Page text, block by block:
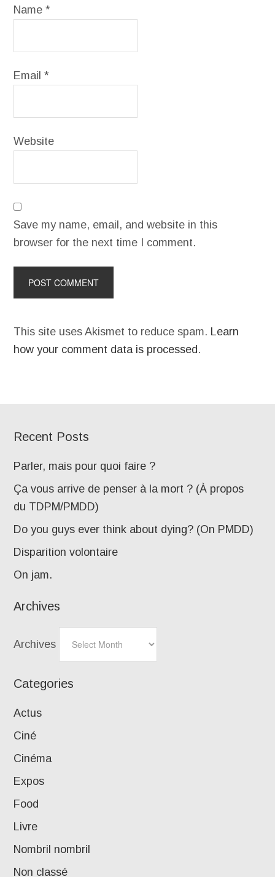
Name*
Email*
Website
Save my name, email, and website in this
browser for the next time I comment.
This site uses Akismet to reduce spam. Learn
how your comment data is processed.
Recent Posts
Parler, mais pour quoi faire ?
Ça vous arrive de penser à la mort ? (À propos
du TDPM/PMDD)
Do you guys ever think about dying? (On PMDD)
Disparition volontaire
On jam.
Archives
Archives
Categories
Actus
Ciné
Cinéma
Expos
Food
Livre
Nombril nombril
Non classé